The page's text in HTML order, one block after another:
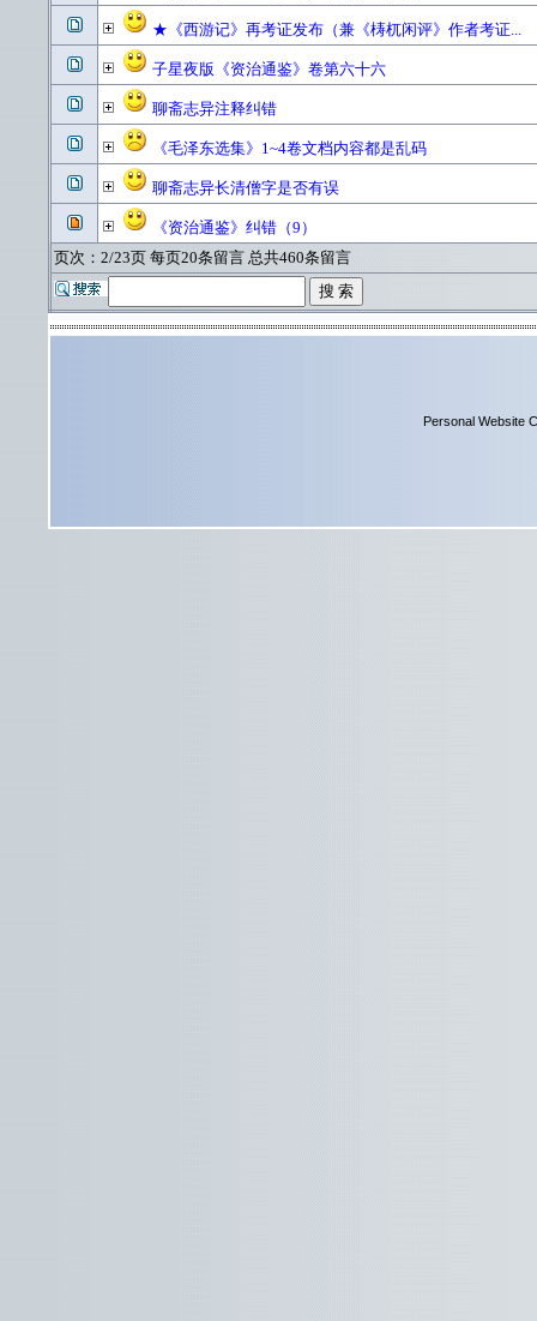
★《西游记》再考证发布（兼《梼杌闲评》作者考证...
子星夜版《资治通鉴》卷第六十六
聊斋志异注释纠错
《毛泽东选集》1~4卷文档内容都是乱码
聊斋志异长清僧字是否有误
《资治通鉴》纠错（9）
页次：2/23页 每页20条留言 总共460条留言
Personal Website